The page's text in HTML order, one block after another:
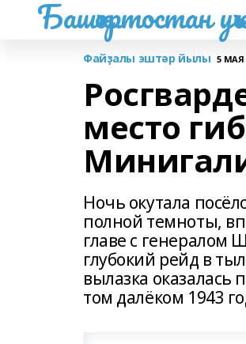
Башҡортостан
Файҙалы эштәр йылы 5 МАЯ
место
Ночь окутала
полной темноты,
главе с генералом
глубокий рейд в
вылазка оказалась
том далёком 1943